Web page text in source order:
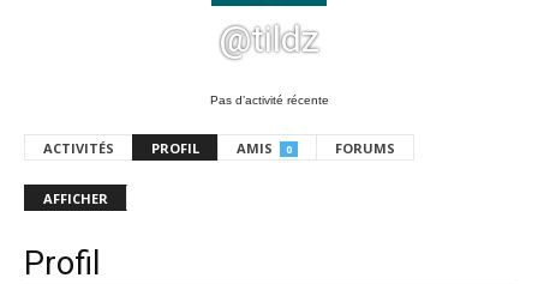
@tildz
Pas d’activité récente
ACTIVITÉS PROFIL AMIS 0 FORUMS
AFFICHER
Profil